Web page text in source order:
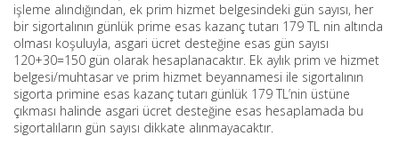
işleme alındığından, ek prim hizmet belgesindeki gün sayısı, her
bir sigortalının günlük prime esas kazanç tutarı 179 TL nin altında
olması koşuluyla, asgari ücret desteğine esas gün sayısı
120+30=150 gün olarak hesaplanacaktır. Ek aylık prim ve hizmet
belgesi/muhtasar ve prim hizmet beyannamesi ile sigortalının
sigorta primine esas kazanç tutarı günlük 179 TL’nin üstüne
çıkması halinde asgari ücret desteğine esas hesaplamada bu
sigortalıların gün sayısı dikkate alınmayacaktır.